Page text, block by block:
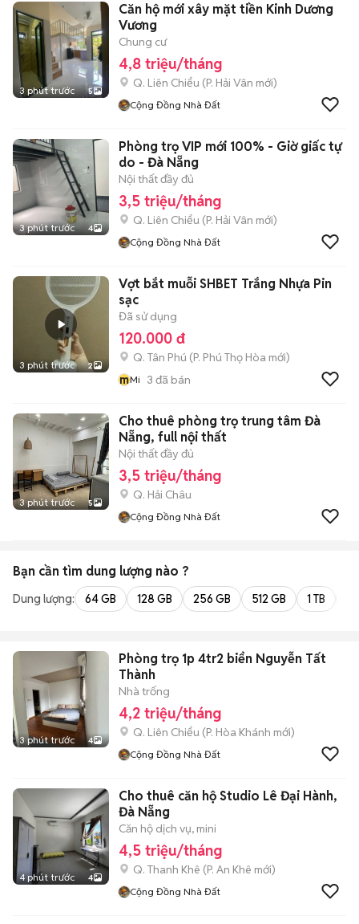
3 phút trước 5
Căn hộ mới xây mặt tiền Kinh Dương
Vương
Chung cư
4,8 triệu/tháng
Q. Liên Chiểu (P. Hải Vân mới)
Cộng Đồng Nhà Đất
3 phút trước 4
Phòng trọ VIP mới 100% - Giờ giấc tự
do - Đà Nẵng
Nội thất đầy đủ
3,5 triệu/tháng
Q. Liên Chiểu (P. Hải Vân mới)
Cộng Đồng Nhà Đất
3 phút trước 2
Vợt bắt muỗi SHBET Trắng Nhựa Pin
sạc
Đã sử dụng
120.000 đ
Q. Tân Phú (P. Phú Thọ Hòa mới)
mMi 3 đã bán
3 phút trước 5
Cho thuê phòng trọ trung tâm Đà
Nẵng, full nội thất
Nội thất đầy đủ
3,5 triệu/tháng
Q. Hải Châu
Cộng Đồng Nhà Đất
Bạn cần tìm dung lượng nào ?
Dung lượng: 64 GB 128 GB 256 GB 512 GB 1 TB
3 phút trước 4
Phòng trọ 1p 4tr2 biển Nguyễn Tất
Thành
Nhà trống
4,2 triệu/tháng
Q. Liên Chiểu (P. Hòa Khánh mới)
Cộng Đồng Nhà Đất
4 phút trước 4
Cho thuê căn hộ Studio Lê Đại Hành,
Đà Nẵng
Căn hộ dịch vụ, mini
4,5 triệu/tháng
Q. Thanh Khê (P. An Khê mới)
Cộng Đồng Nhà Đất